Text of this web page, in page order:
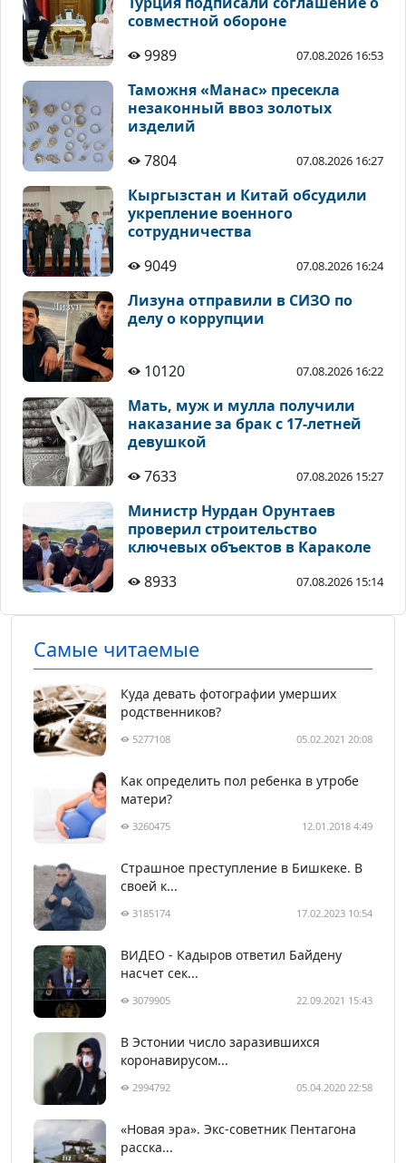
совместной обороне
9989
07.08.2026 16:53
Таможня «Манас» пресекла
незаконный ввоз золотых
изделий
7804
07.08.2026 16:27
Кыргызстан и Китай обсудили
укрепление военного
сотрудничества
9049
07.08.2026 16:24
Лизуна отправили в СИЗО по
делу о коррупции
10120 07.08.2026 16:22
Мать, муж и мулла получили
наказание за брак с 17-летней
девушкой
7633
07.08.2026 15:27
Министр Нурдан Орунтаев
проверил строительство
ключевых объектов в Караколе
8933
07.08.2026 15:14
Самые читаемые
Куда девать фотографии умерших
родственников?
5277108 05.02.2021 20:08
Как определить пол ребенка в утробе
матери?
3260475 12.01.2018 4:49
Страшное преступление в Бишкеке. В
своей к...
3185174 17.02.2023 10:54
ВИДЕО - Кадыров ответил Байдену
насчет сек...
3079905 22.09.2021 15:43
В Эстонии число заразившихся
коронавирусом...
2994792 05.04.2020 22:58
«Новая эра». Экс-советник Пентагона
расска...